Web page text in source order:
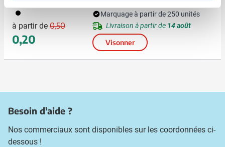
001
à partir de Prix normal
0,50 Prix spécial
0,20
Marquage à partir de 250 unités
Livraison à partir de 14 août
Visonner
Besoin d'aide ?
Nos commerciaux sont disponibles sur les coordonnées ci-
dessous !